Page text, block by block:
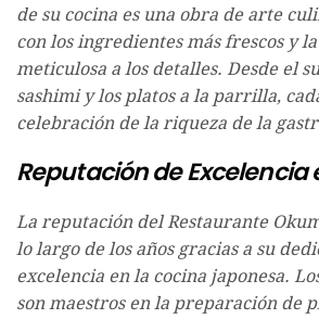
de su cocina es una obra de arte
con los ingredientes más frescos y
meticulosa a los detalles. Desde el
sashimi y los platos a la parrilla,
celebración de la riqueza de la
Reputación de Excelencia
La reputación del Restaurante
lo largo de los años gracias a su
excelencia en la cocina japonesa.
son maestros en la preparación de